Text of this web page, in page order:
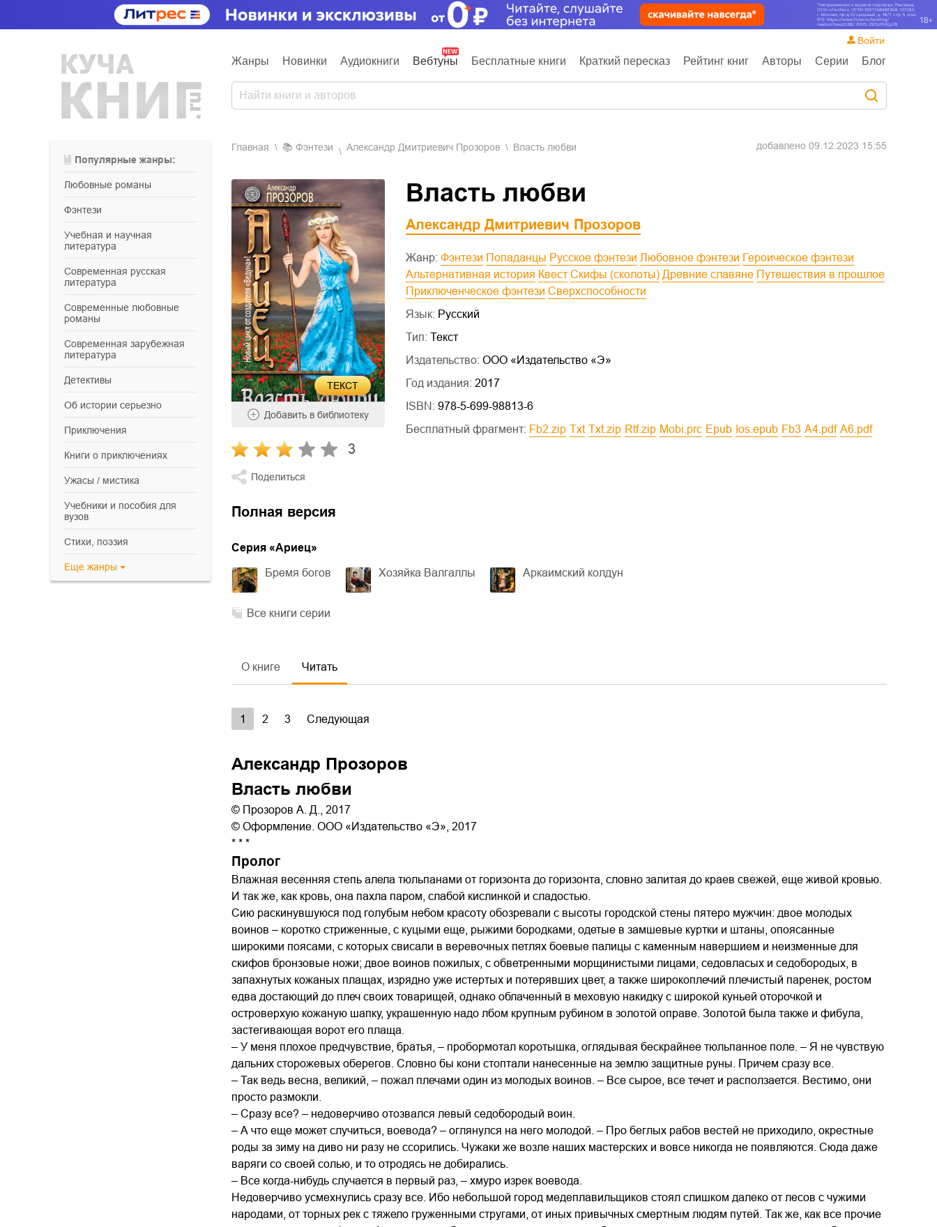
Жанры Новинки Аудиокниги Вебтуны Бесплатные книги Краткий пересказ Рейтинг книг Авторы Серии Блог
Войти
Популярные жанры:
любовные романы
фэнтези
учебная и научная
литература
современная русская
литература
современные любовные
романы
современная зарубежная
литература
детективы
об истории серьезно
приключения
книги о приключениях
ужасы / мистика
учебники и пособия для
вузов
cтихи, поэзия
Еще жанры
Главная 📚 фэнтези Александр Дмитриевич Прозоров Власть любви добавлено 09.12.2023 15:55
ТЕКСТ
Добавить в библиотеку
3
Поделиться
Власть любви
Александр Дмитриевич Прозоров
Жанр: Фэнтези Попаданцы Русское фэнтези Любовное фэнтези
Героическое фэнтези
Альтернативная история
Квест Скифы (сколоты) Древние славяне
Путешествия в прошлое
Приключенческое фэнтези
Сверхспособности
Язык: Русский
Тип: Текст
Издательство: ООО «Издательство «Э»
Год издания: 2017
ISBN: 978-5-699-98813-6
Бесплатный фрагмент:
fb2.zip txt txt.zip rtf.zip mobi.prc epub ios.epub fb3 a4.pdf a6.pdf
Полная версия
Cерия «Ариец»
Бремя богов Хозяйка Валгаллы Аркаимский колдун
Все книги серии
О книге Читать
1 2 3 Следующая
Александр Прозоров
Власть любви
© Прозоров А. Д., 2017
© Оформление. ООО «Издательство «Э», 2017
* * *
Пролог
Влажная весенняя степь алела тюльпанами от горизонта до горизонта, словно залитая до краев свежей, еще живой кровью.
И так же, как кровь, она пахла паром, слабой кислинкой и сладостью.
Сию раскинувшуюся под голубым небом красоту обозревали с высоты городской стены пятеро мужчин: двое молодых
воинов – коротко стриженные, с куцыми еще, рыжими бородками, одетые в замшевые куртки и штаны, опоясанные
широкими поясами, с которых свисали в веревочных петлях боевые палицы с каменным навершием и неизменные для
скифов бронзовые ножи; двое воинов пожилых, с обветренными морщинистыми лицами, седовласых и седобородых, в
запахнутых кожаных плащах, изрядно уже истертых и потерявших цвет, а также широкоплечий плечистый паренек, ростом
едва достающий до плеч своих товарищей, однако облаченный в меховую накидку с широкой куньей оторочкой и
островерхую кожаную шапку, украшенную надо лбом крупным рубином в золотой оправе. Золотой была также и фибула,
застегивающая ворот его плаща.
– У меня плохое предчувствие, братья, – пробормотал коротышка, оглядывая бескрайнее тюльпанное поле. – Я не чувствую
дальних сторожевых оберегов. Словно бы кони стоптали нанесенные на землю защитные руны. Причем сразу все.
– Так ведь весна, великий, – пожал плечами один из молодых воинов. – Все сырое, все течет и расползается. Вестимо, они
просто размокли.
– Сразу все? – недоверчиво отозвался левый седобородый воин.
– А что еще может случиться, воевода? – оглянулся на него молодой. – Про беглых рабов вестей не приходило, окрестные
роды за зиму на диво ни разу не ссорились. Чужаки же возле наших мастерских и вовсе никогда не появляются. Сюда даже
варяги со своей солью, и то отродясь не добирались.
– Все когда-нибудь случается в первый раз, – хмуро изрек воевода.
Недоверчиво усмехнулись сразу все. Ибо небольшой город медеплавильщиков стоял слишком далеко от лесов с чужими
народами, от торных рек с тяжело груженными стругами, от иных привычных смертным людям путей. Так же, как все прочие